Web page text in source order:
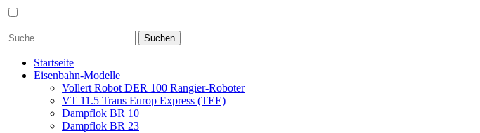
Startseite
Eisenbahn-Modelle
Vollert Robot DER 100 Rangier-Roboter
VT 11.5 Trans Europ Express (TEE)
Dampflok BR 10
Dampflok BR 23